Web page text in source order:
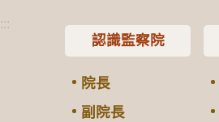
:::
認識監察院
院長
副院長